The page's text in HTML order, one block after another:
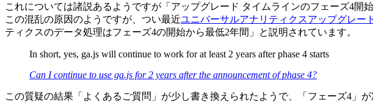
これについては諸説あるようですが「アップグレード タイムラインのフェーズ4
この混乱の原因のようですが、つい最近ユニバーサルアナリティクスアップグレー
ティクスのデータ処理はフェーズ4の開始から最低2年間」と説明されています。
In short, yes, ga.js will continue to work for at least 2 years after phase 4 starts
Can I continue to use ga.js for 2 years after the announcement of phase 4?
この質疑の結果「よくあるご質問」が少し書き換えられたようで、「フェーズ4」